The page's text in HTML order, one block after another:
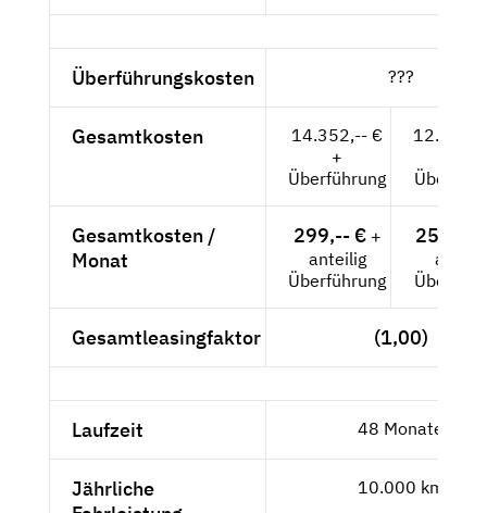
Überführungskosten ???
Gesamtkosten
14.352,-- €
+
Überführung
Gesamtkosten /
Monat
299,-- €+
anteilig
Überführung
251,26
Gesamtleasingfaktor (1,00)
Laufzeit 48 Monate
Jährliche
10.000 km